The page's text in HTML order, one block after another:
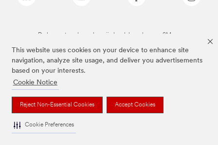
This website uses cookies on your device to enhance site
navigation, analyze site usage, and deliver you advertisements
based on your interests.
Cookie Notice
Reject Non-Essential Cookies Accept Cookies
Cookie Preferences
De bovenstaande merken zijn handelsmerken van 3M.we